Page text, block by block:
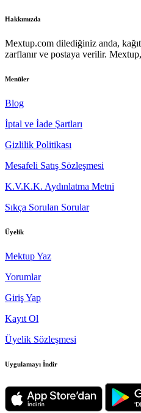
Hakkımızda
Mextup.com dilediğiniz anda,
zarflanır ve postaya verilir. Mextup,
Menüler
Blog
İptal ve İade Şartları
Gizlilik Politikası
Mesafeli Satış Sözleşmesi
K.V.K.K. Aydınlatma Metni
Sıkça Sorulan Sorular
Üyelik
Mektup Yaz
Yorumlar
Giriş Yap
Kayıt Ol
Üyelik Sözleşmesi
Uygulamayı İndir